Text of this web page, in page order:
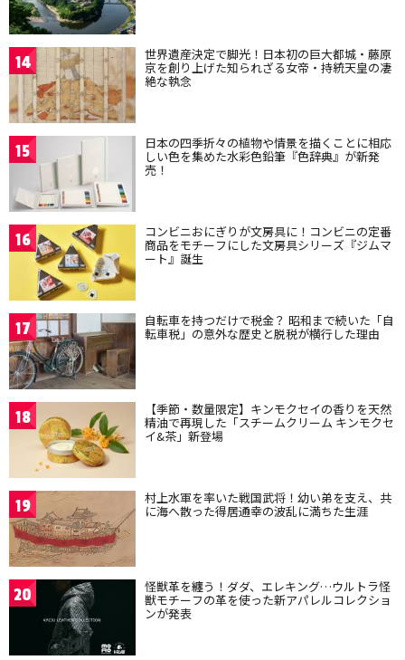
14 世界遺産決定で脚光！日本初の巨大都城・藤原
京を創り上げた知られざる女帝・持統天皇の凄
絶な執念
15 日本の四季折々の植物や情景を描くことに相応
しい色を集めた水彩色鉛筆『色辞典』が新発
売！
16 コンビニおにぎりが文房具に！コンビニの定番
商品をモチーフにした文房具シリーズ『ジムマ
ート』誕生
17 自転車を持つだけで税金？ 昭和まで続いた「自
転車税」の意外な歴史と脱税が横行した理由
18 【季節・数量限定】キンモクセイの香りを天然
精油で再現した「スチームクリーム キンモクセ
イ&茶」新登場
19 村上水軍を率いた戦国武将！幼い弟を支え、共
に海へ散った得居通幸の波乱に満ちた生涯
20 怪獣革を纏う！ダダ、エレキング…ウルトラ怪
獣モチーフの革を使った新アパレルコレクショ
ンが発表